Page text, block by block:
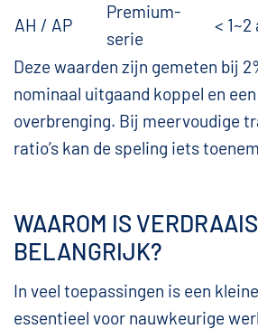
AH / AP
Premium-
serie
<
Deze waarden zijn gemeten bij
nominaal uitgaand koppel en
overbrenging. Bij meervoudige
ratio’s kan de speling iets
WAAROM IS
BELANGRIJK?
In veel toepassingen is een
essentieel voor nauwkeurige